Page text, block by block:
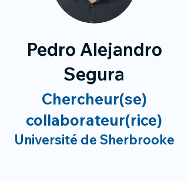
Pedro Alejandro
Segura
Chercheur(se)
collaborateur(rice)
Université de Sherbrooke